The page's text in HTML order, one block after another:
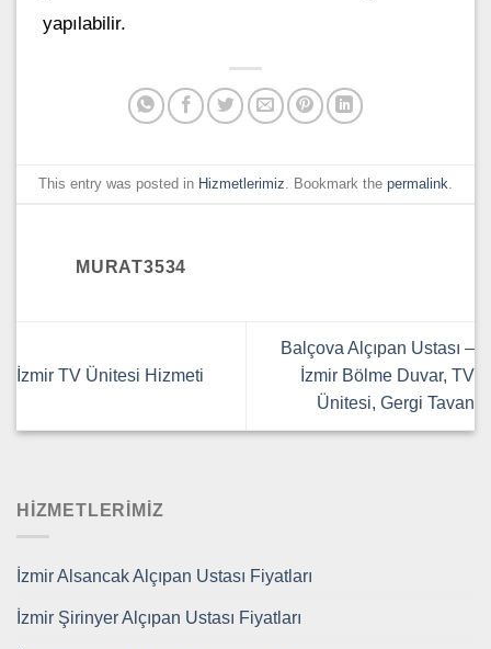
yapılabilir.
This entry was posted in Hizmetlerimiz . Bookmark the permalink
MURAT3534
İzmir TV Ünitesi Hizmeti
Balçova Alçıpan Ustası –
İzmir Bölme Duvar, TV
Ünitesi, Gergi Tavan
HIZMETLERIMIZ
İzmir Alsancak Alçıpan Ustası Fiyatları
İzmir Şirinyer Alçıpan Ustası Fiyatları